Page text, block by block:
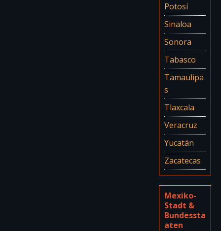
Potosí
Sinaloa
Sonora
Tabasco
Tamaulipa
s
Tlaxcala
Veracruz
Yucatán
Zacatecas
Mexiko-
Stadt &
Bundessta
aten